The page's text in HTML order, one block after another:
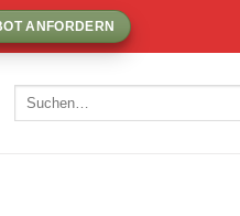
ANFORDERN
Suchen